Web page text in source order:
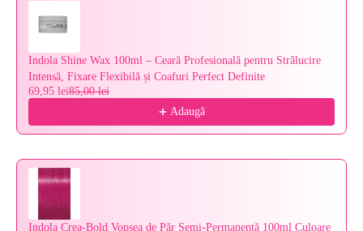
Indola Shine Wax 100ml – Ceară Profesională pentru Strălucire
Intensă, Fixare Flexibilă și Coafuri Perfect Definite
69,95 lei85,00 lei
Adaugă
Indola Crea-Bold Vopsea de Păr Semi-Permanentă 100ml Culoare